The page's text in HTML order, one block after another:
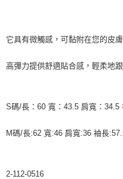
它具有微觸感，可黏附在您的皮
高彈力提供舒適貼合感，輕柔地
S碼/長：60 寬：43.5 肩寬：34.5
M碼/長:62 寬:46 肩寬:36 袖長
2-112-0516